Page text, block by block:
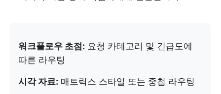
워크플로우 초점: 요청 카테고리 및 긴급도에
따른 라우팅
시각 자료: 매트릭스 스타일 또는 중첩 라우팅